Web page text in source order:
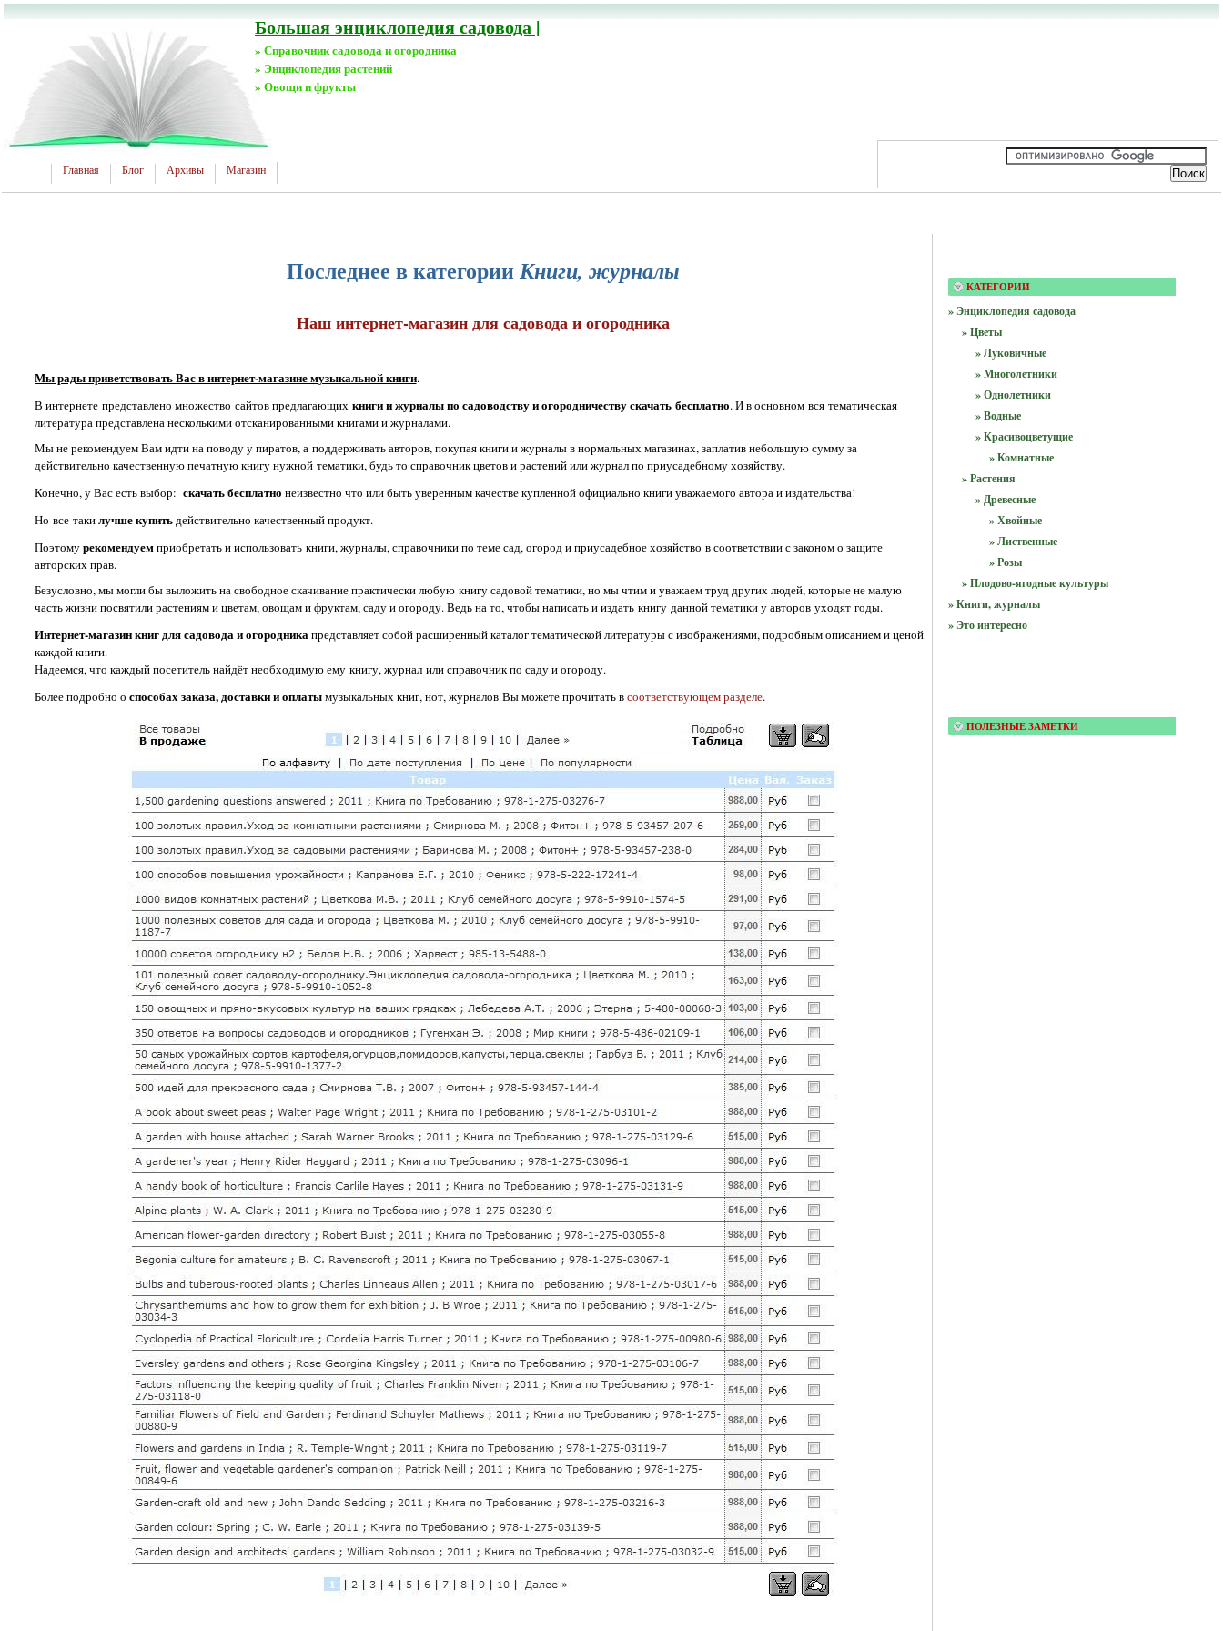
Большая энциклопедия садовода |
» Справочник садовода и огородника
» Энциклопедия растений
» Овощи и фрукты
Главная Блог Архивы Магазин
Последнее в категорииКниги, журналы
Наш интернет-магазин для садовода и огородника
Мы рады приветствовать Вас в интернет-магазине музыкальной книги.
В интернете представлено множество сайтов предлагающих книги и журналы по садоводству и огородничеству скачать бесплатно. И в основном вся тематическая
литература представлена несколькими отсканированными книгами и журналами.
Мы не рекомендуем Вам идти на поводу у пиратов, а поддерживать авторов, покупая книги и журналы в нормальных магазинах, заплатив небольшую сумму за
действительно качественную печатную книгу нужной тематики, будь то справочник цветов и растений или журнал по приусадебному хозяйству.
Конечно, у Вас есть выбор: скачать бесплатно неизвестно что или быть уверенным качестве купленной официально книги уважаемого автора и издательства!
Но все-такилучше купитьдействительно качественный продукт.
Поэтомурекомендуемприобретать и использовать книги, журналы, справочники по теме сад, огород и приусадебное хозяйство в соответствии с законом о защите
авторских прав.
Безусловно, мы могли бы выложить на свободное скачивание практически любую книгу садовой тематики, но мы чтим и уважаем труд других людей, которые не малую
часть жизни посвятили растениям и цветам, овощам и фруктам, саду и огороду. Ведь на то, чтобы написать и издать книгу данной тематики у авторов уходят годы.
Интернет-магазин книг для садовода и огородникапредставляет собой расширенный каталог тематической литературы с изображениями, подробным описанием и ценой
каждой книги.
Надеемся, что каждый посетитель найдёт необходимую ему книгу, журнал или справочник по саду и огороду.
Более подробно о способах заказа, доставки и оплатымузыкальных книг, нот, журналов Вы можете прочитать всоответствующем разделе.
КАТЕГОРИИ
» Энциклопедия садовода
» Цветы
» Луковичные
» Многолетники
» Однолетники
» Водные
» Красивоцветущие
» Комнатные
» Растения
» Древесные
» Хвойные
» Лиственные
» Розы
» Плодово-ягодные культуры
» Книги, журналы
» Это интересно
ПОЛЕЗНЫЕ ЗАМЕТКИ